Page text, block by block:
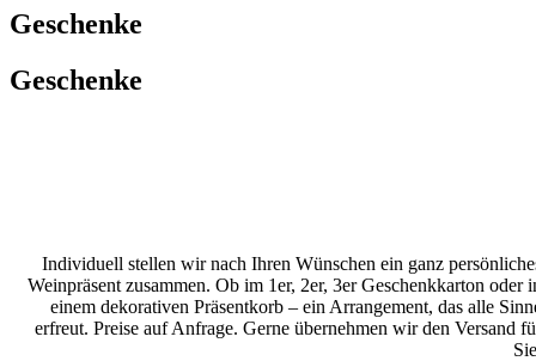
Geschenke
Geschenke
Individuell stellen wir nach Ihren Wünschen ein ganz
Weinpräsent zusammen. Ob im 1er, 2er, 3er Geschenkkarton oder
einem dekorativen Präsentkorb – ein Arrangement, das alle
erfreut. Preise auf Anfrage. Gerne übernehmen wir den Versand